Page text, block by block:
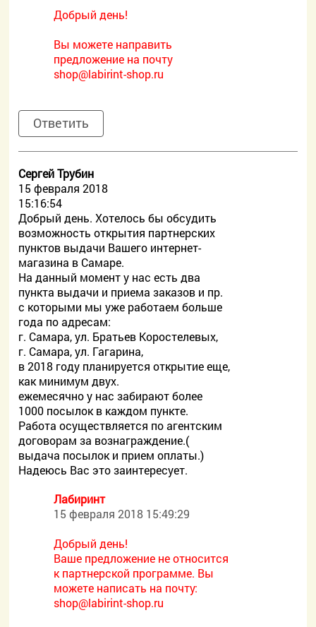
Добрый день!
Вы можете направить
предложение на почту
shop@labirint-shop.ru
Ответить
Сергей Трубин
15 февраля 2018
15:16:54
Добрый день. Хотелось бы обсудить
возможность открытия партнерских
пунктов выдачи Вашего интернет-
магазина в Самаре.
На данный момент у нас есть два
пункта выдачи и приема заказов и пр.
с которыми мы уже работаем больше
года по адресам:
г. Самара, ул. Братьев Коростелевых,
г. Самара, ул. Гагарина,
в 2018 году планируется открытие еще,
как минимум двух.
ежемесячно у нас забирают более
1000 посылок в каждом пункте.
Работа осуществляется по агентским
договорам за вознаграждение.(
выдача посылок и прием оплаты.)
Надеюсь Вас это заинтересует.
Лабиринт
15 февраля 2018 15:49:29
Добрый день!
Ваше предложение не относится
к партнерской программе. Вы
можете написать на почту:
shop@labirint-shop.ru